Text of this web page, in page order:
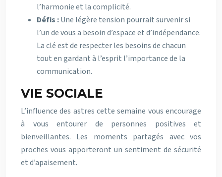
l’harmonie et la complicité.
Défis :Une légère tension pourrait survenir si
l’un de vous a besoin d’espace et d’indépendance.
La clé est de respecter les besoins de chacun
tout en gardant à l’esprit l’importance de la
communication.
VIE SOCIALE
L’influence des astres cette semaine vous encourage
à vous entourer de personnes positives et
bienveillantes. Les moments partagés avec vos
proches vous apporteront un sentiment de sécurité
et d’apaisement.